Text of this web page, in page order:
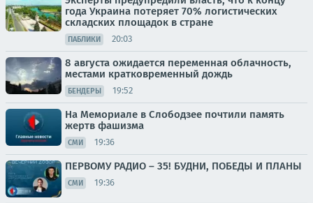
года Украина потеряет 70% логистических
складских площадок в стране
ПАБЛИКИ 20:03
8 августа ожидается переменная облачность,
местами кратковременный дождь
БЕНДЕРЫ 19:52
На Мемориале в Слободзее почтили память
жертв фашизма
СМИ 19:36
ПЕРВОМУ РАДИО – 35! БУДНИ, ПОБЕДЫ И ПЛАНЫ
СМИ 19:36